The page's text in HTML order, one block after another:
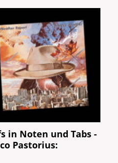
in Noten und Tabs -
Pastorius: